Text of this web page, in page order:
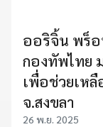
ออริจิ้น พร็อ
กองทัพไทย
เพื่อช่วยเห
จ.สงขลา
26 พ.ย. 2025